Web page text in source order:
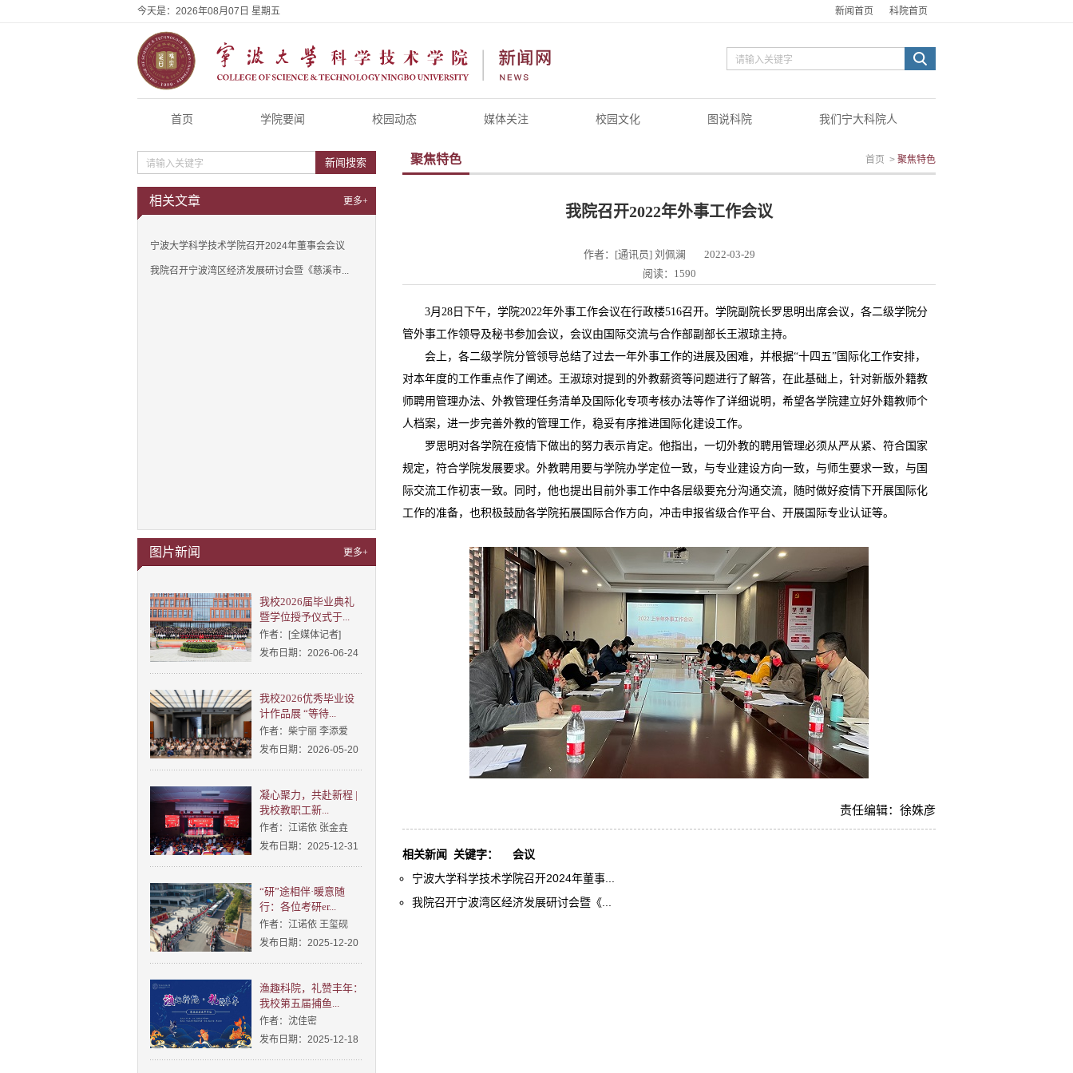
今天是： 2026年08月07日 星期五 新闻首页 科院首页
首页 学院要闻 校园动态 媒体关注 校园文化 图说科院 我们宁大科院人
新闻搜索
相关文章 更多+
宁波大学科学技术学院召开2024年董事会会议
我院召开宁波湾区经济发展研讨会暨《慈溪市...
图片新闻 更多+
我校2026届毕业典礼
暨学位授予仪式于...
作者：[全媒体记者]
发布日期：2026-06-24
我校2026优秀毕业设
计作品展 “等待...
作者：柴宁丽 李添爱
发布日期：2026-05-20
凝心聚力，共赴新程 |
我校教职工新...
作者：江诺依 张金垚
发布日期：2025-12-31
“研”途相伴·暖意随
行：各位考研er...
作者：江诺依 王玺砚
发布日期：2025-12-20
渔趣科院，礼赞丰年：
我校第五届捕鱼...
作者：沈佳密
发布日期：2025-12-18
聚焦特色 首页 > 聚焦特色
我院召开2022年外事工作会议
作者：[通讯员] 刘佩澜
2022-03-29
阅读：1590
3月28日下午，学院2022年外事工作会议在行政楼516召开。学院副院长罗思明出席会议，各二级学院分
管外事工作领导及秘书参加会议，会议由国际交流与合作部副部长王淑琼主持。
会上，各二级学院分管领导总结了过去一年外事工作的进展及困难，并根据“十四五”国际化工作安排，
对本年度的工作重点作了阐述。王淑琼对提到的外教薪资等问题进行了解答，在此基础上，针对新版外籍教
师聘用管理办法、外教管理任务清单及国际化专项考核办法等作了详细说明，希望各学院建立好外籍教师个
人档案，进一步完善外教的管理工作，稳妥有序推进国际化建设工作。
罗思明对各学院在疫情下做出的努力表示肯定。他指出，一切外教的聘用管理必须从严从紧、符合国家
规定，符合学院发展要求。外教聘用要与学院办学定位一致，与专业建设方向一致，与师生要求一致，与国
际交流工作初衷一致。同时，他也提出目前外事工作中各层级要充分沟通交流，随时做好疫情下开展国际化
工作的准备，也积极鼓励各学院拓展国际合作方向，冲击申报省级合作平台、开展国际专业认证等。
责任编辑：徐姝彦
相关新闻 关键字：
会议
宁波大学科学技术学院召开2024年董事...
我院召开宁波湾区经济发展研讨会暨《...